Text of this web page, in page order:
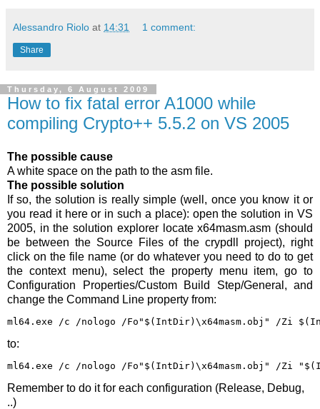
Alessandro Riolo at 14:31 1 comment:
Share
Thursday, 6 August 2009
How to fix fatal error A1000 while
compiling Crypto++ 5.5.2 on VS 2005
The possible cause
A white space on the path to the asm file.
The possible solution
If so, the solution is really simple (well, once you know it or
you read it here or in such a place): open the solution in VS
2005, in the solution explorer locate x64masm.asm (should
be between the Source Files of the crypdll project), right
click on the file name (or do whatever you need to do to get
the context menu), select the property menu item, go to
Configuration Properties/Custom Build Step/General, and
change the Command Line property from:
ml64.exe /c /nologo /Fo"$(IntDir)\x64masm.obj" /Zi
to:
ml64.exe /c /nologo /Fo"$(IntDir)\x64masm.obj" /Zi
Remember to do it for each configuration (Release, Debug,
..)